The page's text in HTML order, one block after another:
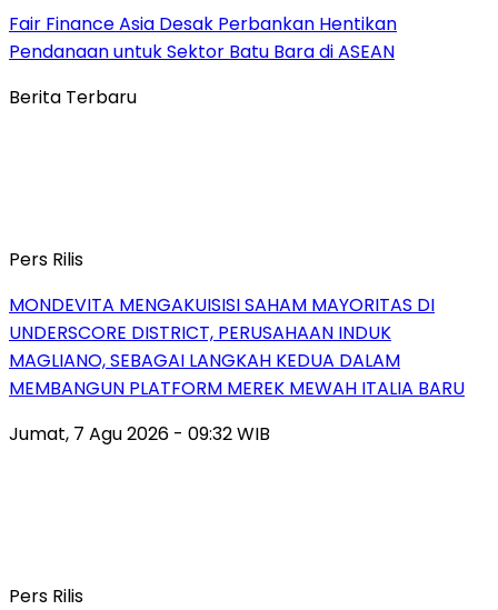
Fair Finance Asia Desak Perbankan Hentikan
Pendanaan untuk Sektor Batu Bara di ASEAN
Berita Terbaru
Pers Rilis
MONDEVITA MENGAKUISISI SAHAM MAYORITAS DI
UNDERSCORE DISTRICT, PERUSAHAAN INDUK
MAGLIANO, SEBAGAI LANGKAH KEDUA DALAM
MEMBANGUN PLATFORM MEREK MEWAH ITALIA BARU
Jumat, 7 Agu 2026 - 09:32 WIB
Pers Rilis